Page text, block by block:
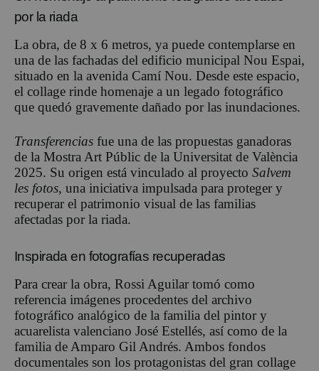
por la riada
La obra, de 8 x 6 metros, ya puede contemplarse en
una de las fachadas del edificio municipal Nou Espai,
situado en la avenida Camí Nou. Desde este espacio,
el collage rinde homenaje a un legado fotográfico
que quedó gravemente dañado por las inundaciones.
Transferencias fue una de las propuestas ganadoras
de la Mostra Art Públic de la Universitat de València
2025. Su origen está vinculado al proyecto Salvem
les fotos, una iniciativa impulsada para proteger y
recuperar el patrimonio visual de las familias
afectadas por la riada.
Inspirada en fotografías recuperadas
Para crear la obra, Rossi Aguilar tomó como
referencia imágenes procedentes del archivo
fotográfico analógico de la familia del pintor y
acuarelista valenciano José Estellés, así como de la
familia de Amparo Gil Andrés. Ambos fondos
documentales son los protagonistas del gran collage